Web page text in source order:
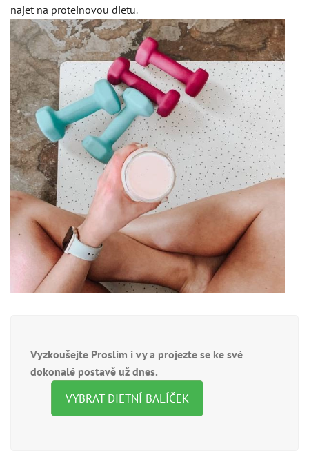
najet na proteinovou dietu.
Vyzkoušejte Proslim i vy a projezte se ke své
dokonalé postavě už dnes.
VYBRAT DIETNÍ BALÍČEK